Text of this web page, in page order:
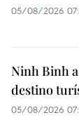
05/08/2026
Ninh Binh
destino
05/08/2026